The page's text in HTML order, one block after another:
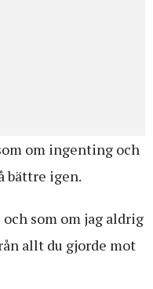
om ingenting och
bättre igen.
som om jag aldrig
allt du gjorde mot